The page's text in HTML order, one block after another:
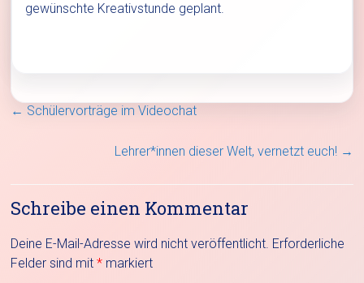
gewünschte Kreativstunde geplant.
← Schülervorträge im Videochat
Lehrer*innen dieser Welt, vernetzt euch! →
Schreibe einen Kommentar
Deine E-Mail-Adresse wird nicht veröffentlicht. Erforderliche
Felder sind mit* markiert